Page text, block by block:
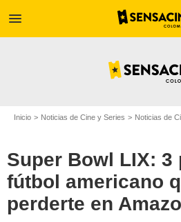
menu
Inicio Noticias de Cine y Series Noticias de
Super Bowl LIX: 3
fútbol americano
perderte en